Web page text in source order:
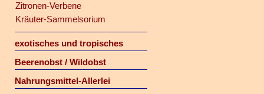
Zitronen-Verbene
Kräuter-Sammelsorium
exotisches und tropisches
Beerenobst / Wildobst
Nahrungsmittel-Allerlei